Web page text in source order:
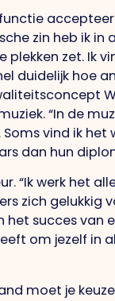
zin heb ik
zet. Ik
duidelijk hoe
“In de
vind ik
dan hun
“Ik werk het
zich
succes
om jezelf
moet je